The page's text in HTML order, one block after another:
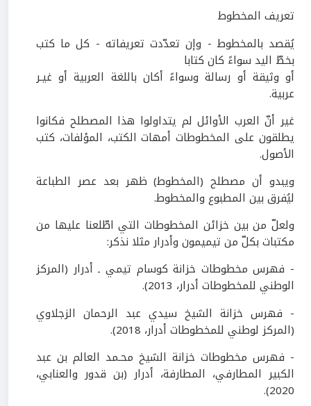
تعريف المخطوط
يُقصد بالمخطوط - وإن تعدّدت تعريفاته - كل ما كتب
بخطّ اليد سواءً كان كتابا
أو وثيقة أو رسالة وسواءً أكان باللغة العربية أو غيـر
عربية.
غير أنّ العرب الأوائل لم يتداولوا هذا المصطلح فكانوا
يطلقون على المخطوطات أمهات الكتب، المؤلفات، كتب
الأصول.
ويبدو أن مصطلح (المخطوط) ظهر بعد عصر الطباعة
ليُفرق بين المطبوع والمخطوط.
ولعلّ من بين خزائن المخطوطات التي اطّلعنا عليها من
مكتبات بكلّ من تيميمون وأدرار مثلا نذكر:
- فهرس مخطوطات خزانة كوسام تيمي ـ أدرار (المركز
الوطني للمخطوطات أدرار، 2013
).
- فهرس خزانة الشيخ سيدي عبد الرحمان الزجلاوي
(المركز لوطني للمخطوطات أدرار، 2018
).
- فهرس مخطوطات خزانة الشيخ محـمد العالم بن عبد
الكبير المطارفي، المطارفة، أدرار (بن قدور والعنابي،
2020
).